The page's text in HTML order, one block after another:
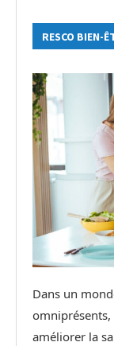
RESCO BIEN-
Dans un
omniprésents,
améliorer la